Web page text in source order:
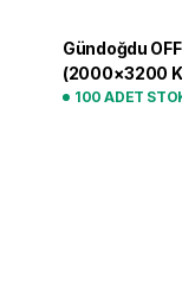
Gündoğdu
(2000×3200
100 ADET